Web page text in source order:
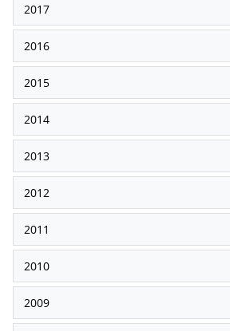
2017
2016
2015
2014
2013
2012
2011
2010
2009